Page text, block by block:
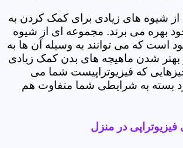
از شیوه های زیادی برای کمک کردن به
بهره می برند. مجموعه ای از شیوه
است که می توانند به وسیله آن ها به
شدن ماهیچه های بدن کمک زیادی
که فیزیوتراپیست شما می
بسته به شرایطی شما متفاوت هم
در منزل